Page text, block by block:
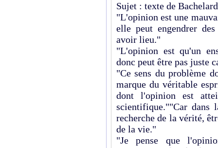
Sujet : texte de Bachelard
"L'opinion est une
elle peut engendrer
avoir lieu."
"L'opinion est qu'un
donc peut être pas juste
"Ce sens du problème
marque du véritable
dont l'opinion est
scientifique.""Car
recherche de la vérité,
de la vie."
"Je pense que